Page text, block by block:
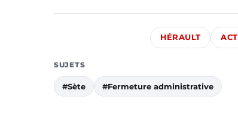
HÉRAULT
SUJETS
#Sète #Fermeture administrative